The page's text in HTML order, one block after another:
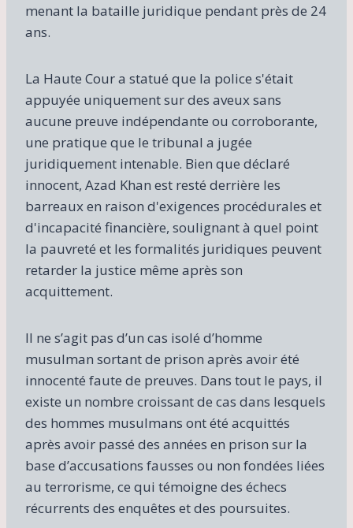
menant la bataille juridique pendant près de 24
ans.
La Haute Cour a statué que la police s'était
appuyée uniquement sur des aveux sans
aucune preuve indépendante ou corroborante,
une pratique que le tribunal a jugée
juridiquement intenable. Bien que déclaré
innocent, Azad Khan est resté derrière les
barreaux en raison d'exigences procédurales et
d'incapacité financière, soulignant à quel point
la pauvreté et les formalités juridiques peuvent
retarder la justice même après son
acquittement.
Il ne s’agit pas d’un cas isolé d’homme
musulman sortant de prison après avoir été
innocenté faute de preuves. Dans tout le pays, il
existe un nombre croissant de cas dans lesquels
des hommes musulmans ont été acquittés
après avoir passé des années en prison sur la
base d’accusations fausses ou non fondées liées
au terrorisme, ce qui témoigne des échecs
récurrents des enquêtes et des poursuites.